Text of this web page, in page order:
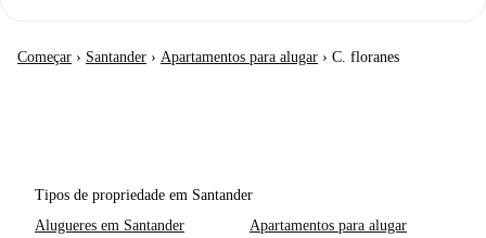
Começar › Santander › Apartamentos para alugar › C. floranes
Tipos de propriedade em Santander
Alugueres em Santander
Apartamentos para alugar